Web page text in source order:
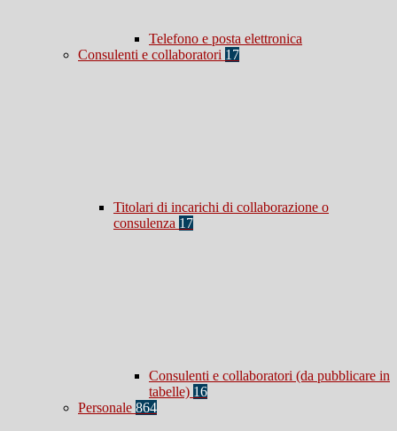
Telefono e posta elettronica
Consulenti e collaboratori 17
Titolari di incarichi di collaborazione o
consulenza 17
Consulenti e collaboratori (da pubblicare in
tabelle) 16
Personale 864